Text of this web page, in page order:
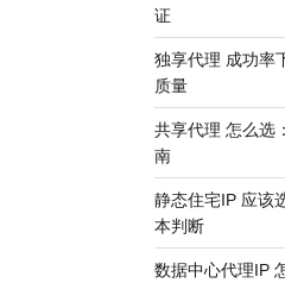
证
独享代理 成功率
质量
共享代理 怎么选
南
静态住宅IP 应该
本判断
数据中心代理IP